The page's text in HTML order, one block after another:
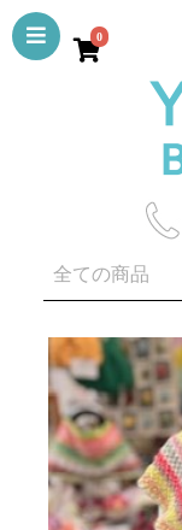
0